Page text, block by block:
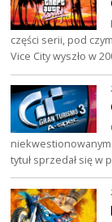
części serii, pod
Vice City wyszło w
tytuł sprzedał się w